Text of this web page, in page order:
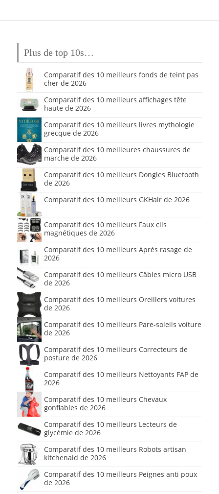
Plus de top 10s…
Comparatif des 10 meilleurs fonds de teint pas
cher de 2026
Comparatif des 10 meilleurs affichages tête
haute de 2026
Comparatif des 10 meilleurs livres mythologie
grecque de 2026
Comparatif des 10 meilleures chaussures de
marche de 2026
Comparatif des 10 meilleurs Dongles Bluetooth
de 2026
Comparatif des 10 meilleurs GKHair de 2026
Comparatif des 10 meilleurs Faux cils
magnétiques de 2026
Comparatif des 10 meilleurs Après rasage de
2026
Comparatif des 10 meilleurs Câbles micro USB
de 2026
Comparatif des 10 meilleurs Oreillers voitures
de 2026
Comparatif des 10 meilleurs Pare-soleils voiture
de 2026
Comparatif des 10 meilleurs Correcteurs de
posture de 2026
Comparatif des 10 meilleurs Nettoyants FAP de
2026
Comparatif des 10 meilleurs Chevaux
gonflables de 2026
Comparatif des 10 meilleurs Lecteurs de
glycémie de 2026
Comparatif des 10 meilleurs Robots artisan
kitchenaid de 2026
Comparatif des 10 meilleurs Peignes anti poux
de 2026